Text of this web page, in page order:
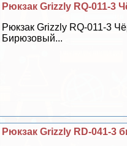
Рюкзак Grizzly RQ-011-
Рюкзак Grizzly RQ-011-3
Бирюзовый...
Рюкзак Grizzly RD-041-3